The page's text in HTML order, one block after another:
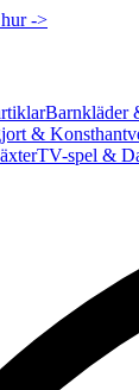
->
Barnkläder
&
TV-spel &